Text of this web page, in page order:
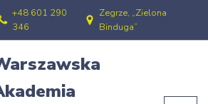
+48 601 290
346
Zegrze, „Zielona
Binduga”